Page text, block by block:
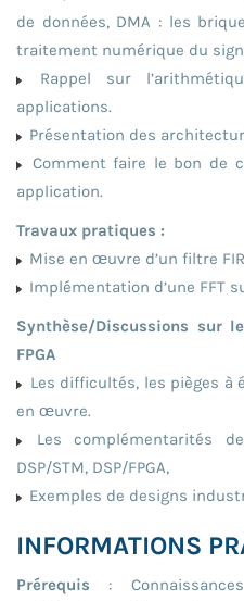
de données, DMA : les
traitement numérique du
Rappel sur
applications.
Présentation des
Comment faire le bon de
application.
Travaux pratiques :
Mise en œuvre d’un filtre
Implémentation d’une FFT
Synthèse/Discussions sur
FPGA
Les difficultés, les pièges à
en œuvre.
Les complémentarités
DSP/STM, DSP/FPGA,
Exemples de designs
INFORMATIONS
Prérequis :